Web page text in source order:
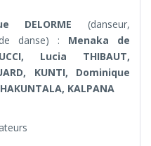
DELORME (danseur,
danse) : Menaka de
Lucia THIBAUT,
KUNTI, Dominique
KALPANA